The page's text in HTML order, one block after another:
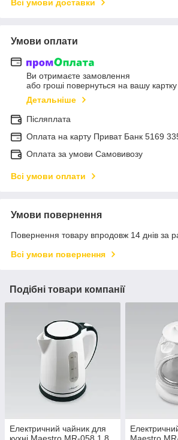
Всі умови доставки
Умови оплати
Ви отримаєте замовлення
або гроші повернуться на вашу картку
Детальніше
Післяплата
Оплата на карту Приват Банк 5169
Оплата за умови Самовивозу
Всі умови оплати
Умови повернення
Повернення товару впродовж 14 днів за
Всі умови повернення
Подібні товари компанії
Електричний чайник для